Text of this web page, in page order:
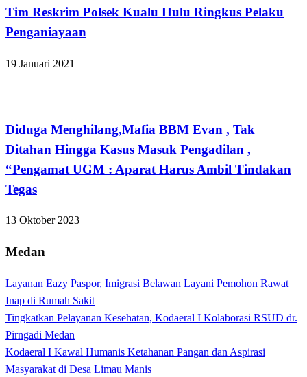
Tim Reskrim Polsek Kualu Hulu Ringkus Pelaku
Penganiayaan
19 Januari 2021
Diduga Menghilang,Mafia BBM Evan , Tak
Ditahan Hingga Kasus Masuk Pengadilan ,
“Pengamat UGM : Aparat Harus Ambil Tindakan
Tegas
13 Oktober 2023
Medan
Layanan Eazy Paspor, Imigrasi Belawan Layani Pemohon Rawat
Inap di Rumah Sakit
Tingkatkan Pelayanan Kesehatan, Kodaeral I Kolaborasi RSUD dr.
Pirngadi Medan‎
Kodaeral I Kawal Humanis Ketahanan Pangan dan Aspirasi
Masyarakat di Desa Limau Manis